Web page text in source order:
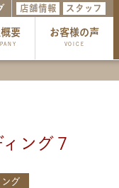
店舗情報 スタッフ
要 お客様の声
VOICE
ング７
グ